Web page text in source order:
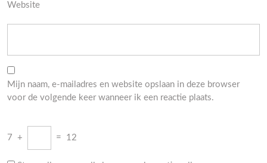
Website
Mijn naam, e-mailadres en website opslaan in deze browser
voor de volgende keer wanneer ik een reactie plaats.
7 + = 12